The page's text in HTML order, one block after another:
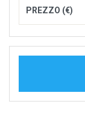
PREZZO (€)